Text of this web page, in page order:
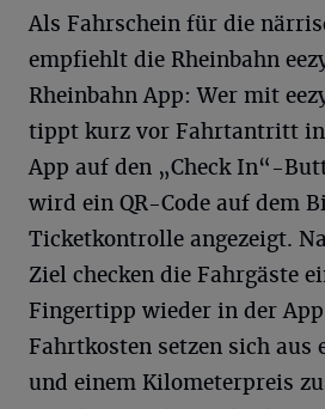
Als Fahrschein für die
empfiehlt die Rheinbahn
Rheinbahn App: Wer mit
tippt kurz vor Fahrtantritt in
App auf den „Check In“-
wird ein QR-Code auf dem
Ticketkontrolle angezeigt.
Ziel checken die Fahrgäste
Fingertipp wieder in der
Fahrtkosten setzen sich aus
und einem Kilometerpreis